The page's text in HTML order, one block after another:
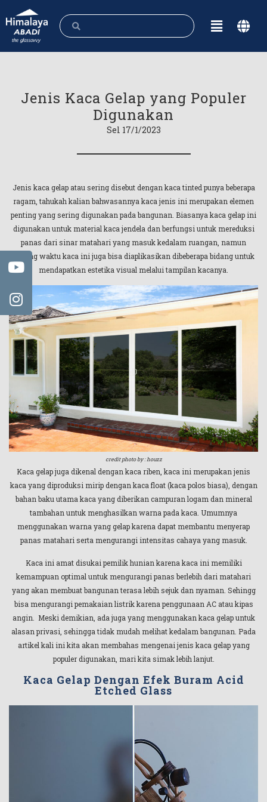
Jenis Kaca Gelap yang Populer
Digunakan
Sel 17/1/2023
Jenis kaca gelap atau sering disebut dengan kaca tinted punya beberapa
ragam, tahukah kalian bahwasannya kaca jenis ini merupakan elemen
penting yang sering digunakan pada bangunan. Biasanya kaca gelap ini
digunakan untuk material kaca jendela dan berfungsi untuk mereduksi
panas dari sinar matahari yang masuk kedalam ruangan, namun
seiring waktu kaca ini juga bisa diaplikasikan dibeberapa bidang untuk
mendapatkan estetika visual melalui tampilan kacanya.
credit photo by : houzz
Kaca gelap juga dikenal dengan kaca riben, kaca ini merupakan jenis
kaca yang diproduksi mirip dengan kaca float (kaca polos biasa), dengan
bahan baku utama kaca yang diberikan campuran logam dan mineral
tambahan untuk menghasilkan warna pada kaca. Umumnya
menggunakan warna yang gelap karena dapat membantu menyerap
panas matahari serta mengurangi intensitas cahaya yang masuk.
Kaca ini amat disukai pemilik hunian karena kaca ini memiliki
kemampuan optimal untuk mengurangi panas berlebih dari matahari
yang akan membuat bangunan terasa lebih sejuk dan nyaman. Sehingg
bisa mengurangi pemakaian listrik karena penggunaan AC atau kipas
angin. Meski demikian, ada juga yang menggunakan kaca gelap untuk
alasan privasi, sehingga tidak mudah melihat kedalam bangunan. Pada
artikel kali ini kita akan membahas mengenai jenis kaca gelap yang
populer digunakan, mari kita simak lebih lanjut.
Kaca Gelap Dengan Efek Buram Acid
Etched Glass